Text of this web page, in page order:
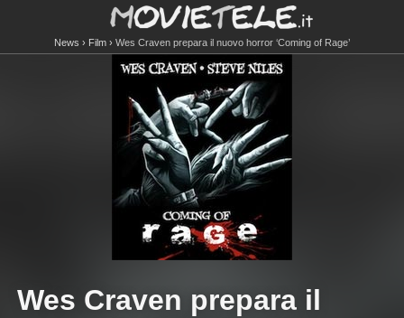
News Film Wes Craven prepara il nuovo horror ‘Coming of Rage’
Wes Craven prepara il